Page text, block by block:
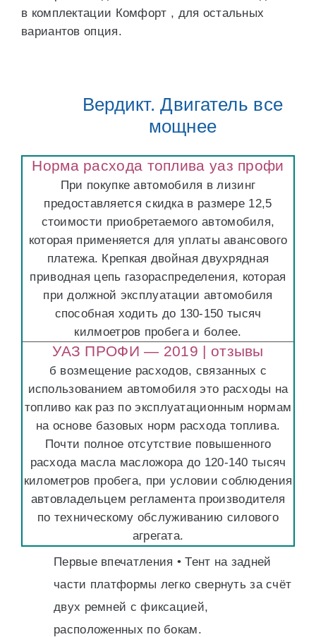
в комплектации Комфорт , для остальных
вариантов опция.
Вердикт. Двигатель все
мощнее
Норма расхода топлива уаз профи
При покупке автомобиля в лизинг
предоставляется скидка в размере 12,5
стоимости приобретаемого автомобиля,
которая применяется для уплаты авансового
платежа. Крепкая двойная двухрядная
приводная цепь газораспределения, которая
при должной эксплуатации автомобиля
способная ходить до 130-150 тысяч
килмоетров пробега и более.
УАЗ ПРОФИ — 2019 | отзывы
б возмещение расходов, связанных с
использованием автомобиля это расходы на
топливо как раз по эксплуатационным нормам
на основе базовых норм расхода топлива.
Почти полное отсутствие повышенного
расхода масла масложора до 120-140 тысяч
километров пробега, при условии соблюдения
автовладельцем регламента производителя
по техническому обслуживанию силового
агрегата.
Первые впечатления • Тент на задней
части платформы легко свернуть за счёт
двух ремней с фиксацией,
расположенных по бокам.